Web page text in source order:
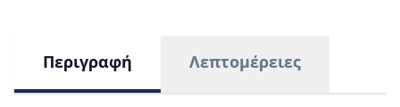
Περιγραφή Λεπτομέρειες